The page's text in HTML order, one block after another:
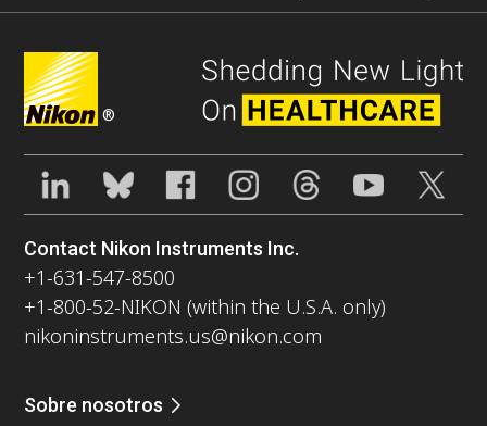
®
Contact Nikon Instruments Inc.
+1-631-547-8500
+1-800-52-NIKON (within the U.S.A. only)
nikoninstruments.us@nikon.com
Sobre nosotros